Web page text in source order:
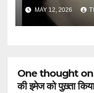
MAY 12, 2026
One thought on
की इमेज को पुख़्ता